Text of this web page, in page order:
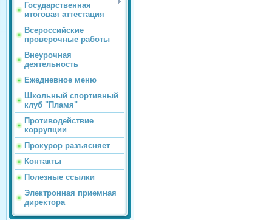
Государственная
итоговая аттестация
Всероссийские
проверочные работы
Внеурочная
деятельность
Ежедневное меню
Школьный спортивный
клуб "Пламя"
Противодействие
коррупции
Прокурор разъясняет
Контакты
Полезные ссылки
Электронная приемная
директора